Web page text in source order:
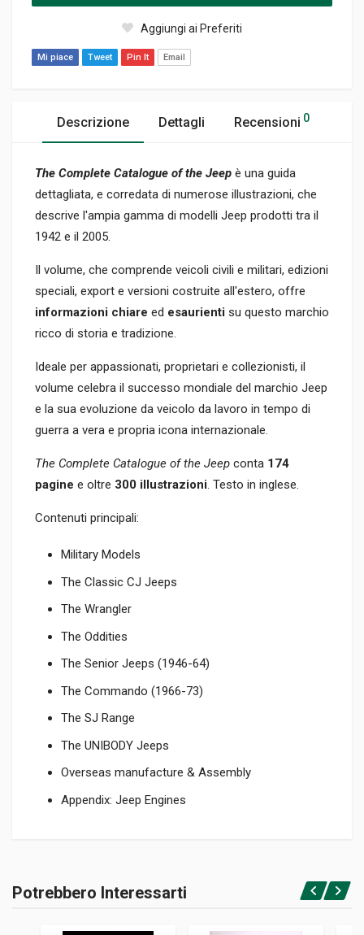
Aggiungi ai Preferiti
Mi piace Tweet Pin It Email
Descrizione Dettagli Recensioni 0
The Complete Catalogue of the Jeep è una guida
dettagliata, e corredata di numerose illustrazioni, che
descrive l'ampia gamma di modelli Jeep prodotti tra il
1942 e il 2005.
Il volume, che comprende veicoli civili e militari, edizioni
speciali, export e versioni costruite all'estero, offre
informazioni chiare ed esaurienti su questo marchio
ricco di storia e tradizione.
Ideale per appassionati, proprietari e collezionisti, il
volume celebra il successo mondiale del marchio Jeep
e la sua evoluzione da veicolo da lavoro in tempo di
guerra a vera e propria icona internazionale.
The Complete Catalogue of the Jeep conta 174
pagine e oltre 300 illustrazioni. Testo in inglese.
Contenuti principali:
Military Models
The Classic CJ Jeeps
The Wrangler
The Oddities
The Senior Jeeps (1946-64)
The Commando (1966-73)
The SJ Range
The UNIBODY Jeeps
Overseas manufacture & Assembly
Appendix: Jeep Engines
Rilegato
Accedi o registrati
Potrebbero Interessarti